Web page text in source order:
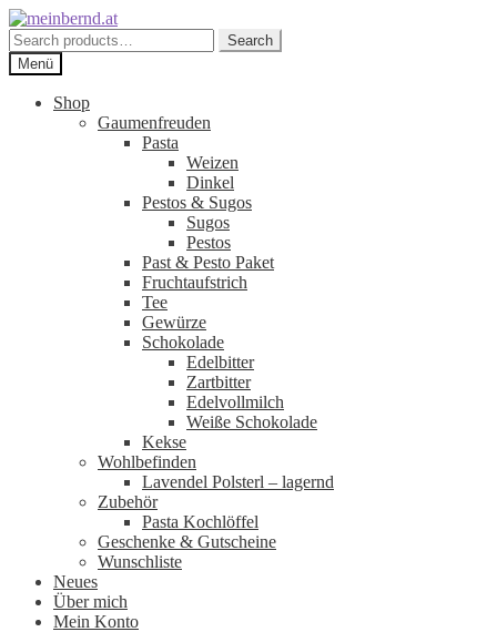
Zur
Navigation
springen
Zum
Inhalt
springen
Search
for:
Search
Menü
Shop
Gaumenfreuden
Pasta
Weizen
Dinkel
Pestos & Sugos
Sugos
Pestos
Past & Pesto Paket
Fruchtaufstrich
Tee
Gewürze
Schokolade
Edelbitter
Zartbitter
Edelvollmilch
Weiße Schokolade
Kekse
Wohlbefinden
Lavendel Polsterl – lagernd
Zubehör
Pasta Kochlöffel
Geschenke & Gutscheine
Wunschliste
Neues
Über mich
Mein Konto